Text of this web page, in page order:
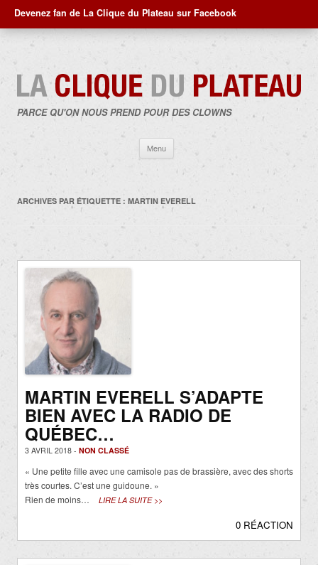
Devenez fan de La Clique du Plateau sur Facebook
PARCE QU'ON NOUS PREND POUR DES CLOWNS
Menu
contenu
ARCHIVES PAR ÉTIQUETTE : MARTIN EVERELL
MARTIN EVERELL S’ADAPTE
BIEN AVEC LA RADIO DE
QUÉBEC…
3 AVRIL 2018 - NON CLASSÉ
« Une petite fille avec une camisole pas de brassière, avec des shorts
très courtes. C’est une guidoune. »
Rien de moins…
LIRE LA SUITE >>
0 RÉACTION